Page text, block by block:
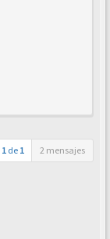
1 de 1 2 mensajes